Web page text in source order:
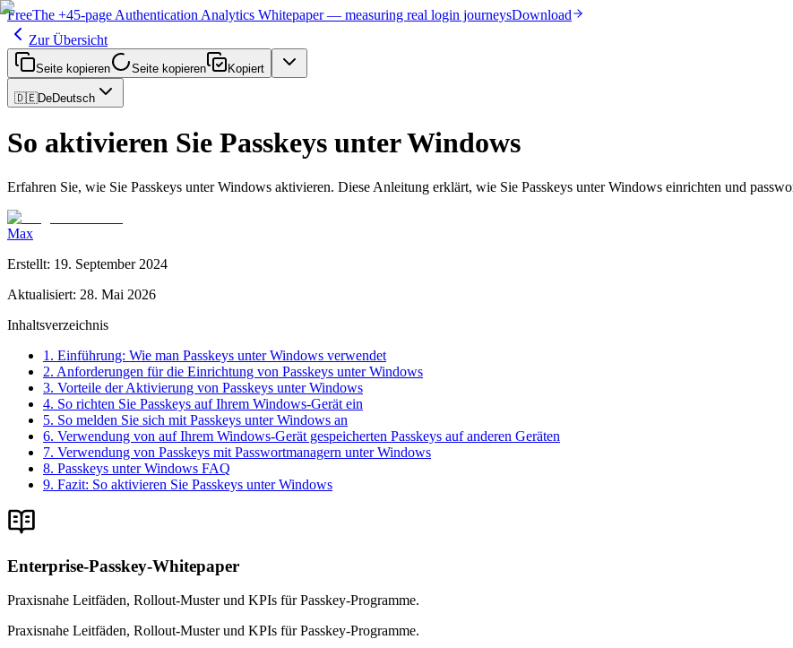
FreeThe +45-page Authentication Analytics Whitepaper — measuring real login journeysDownload
Zur Übersicht
Seite kopieren Seite kopieren Kopiert
🇩🇪DeDeutsch
So aktivieren Sie Passkeys unter Windows
Erfahren Sie, wie Sie Passkeys unter Windows aktivieren. Diese Anleitung erklärt, wie Sie Passkeys unter Windows einrichten und
Max
Erstellt: 19. September 2024
Aktualisiert: 28. Mai 2026
Inhaltsverzeichnis
1. Einführung: Wie man Passkeys unter Windows verwendet
2. Anforderungen für die Einrichtung von Passkeys unter Windows
3. Vorteile der Aktivierung von Passkeys unter Windows
4. So richten Sie Passkeys auf Ihrem Windows-Gerät ein
5. So melden Sie sich mit Passkeys unter Windows an
6. Verwendung von auf Ihrem Windows-Gerät gespeicherten Passkeys auf anderen Geräten
7. Verwendung von Passkeys mit Passwortmanagern unter Windows
8. Passkeys unter Windows FAQ
9. Fazit: So aktivieren Sie Passkeys unter Windows
Enterprise-Passkey-Whitepaper
Praxisnahe Leitfäden, Rollout-Muster und KPIs für Passkey-Programme.
Praxisnahe Leitfäden, Rollout-Muster und KPIs für Passkey-Programme.